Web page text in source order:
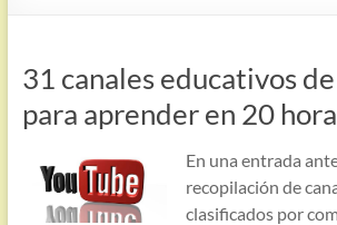
31 canales educativos
para aprender en 20
En una entrada
recopilación de
clasificados por